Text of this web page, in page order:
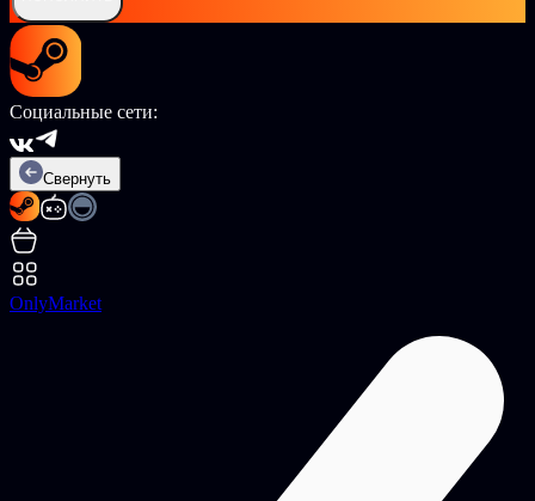
Социальные сети:
Свернуть
OnlyMarket